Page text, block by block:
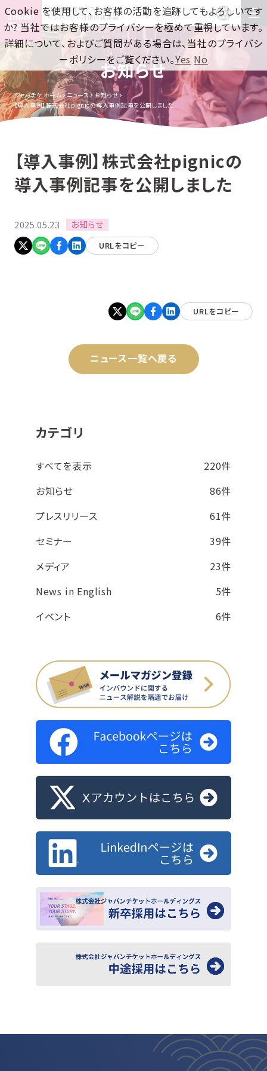
訪日集客をワンストップで！
インバウンド対策の新常識
お知らせ
ジャパチケ ホーム ニュース
お知らせ
【導入事例】株式会社pignicの導入事例記事を公開しました
【導入事例】株式会社pignicの
導入事例記事を公開しました
2025.05.23 お知らせ
URLをコピー
URLをコピー
ニュース一覧へ戻る
カテゴリ
すべてを表示
220件
お知らせ
86件
プレスリリース
61件
セミナー
39件
メディア
23件
News in English
5件
イベント
6件
Cookie を使用して、お客様の活動を追跡してもよろしいです
か? 当社ではお客様のプライバシーを極めて重視しています。
詳細について、およびご質問がある場合は、当社のプライバシ
ーポリシーをご覧ください。Yes No